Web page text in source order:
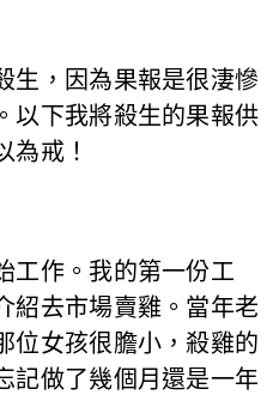
生，因為果報是很淒慘
以下我將殺生的果報供
為戒！
工作。我的第一份工
紹去市場賣雞。當年老
位女孩很膽小，殺雞的
記做了幾個月還是一年